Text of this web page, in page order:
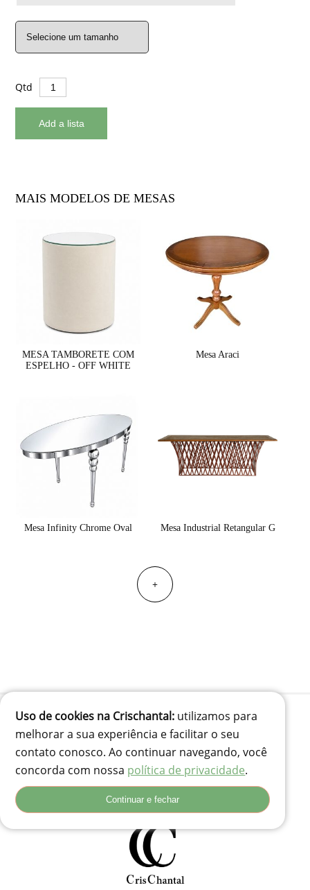
Qtd
MAIS MODELOS DE MESAS
MESA TAMBORETE COM
ESPELHO - OFF WHITE
Mesa Araci
Mesa Infinity Chrome Oval Mesa Industrial Retangular G
+
contato@crischantal.com.br
Rua Durval jungles 240 - Pinheirinho, Curitiba-PR
Rua Adolfo Corso, 74 - Santa Rita, Lages - SC, 88503-180
Uso de cookies na Crischantal: utilizamos para
melhorar a sua experiência e facilitar o seu
contato conosco. Ao continuar navegando, você
concorda com nossa política de privacidade.
Continuar e fechar